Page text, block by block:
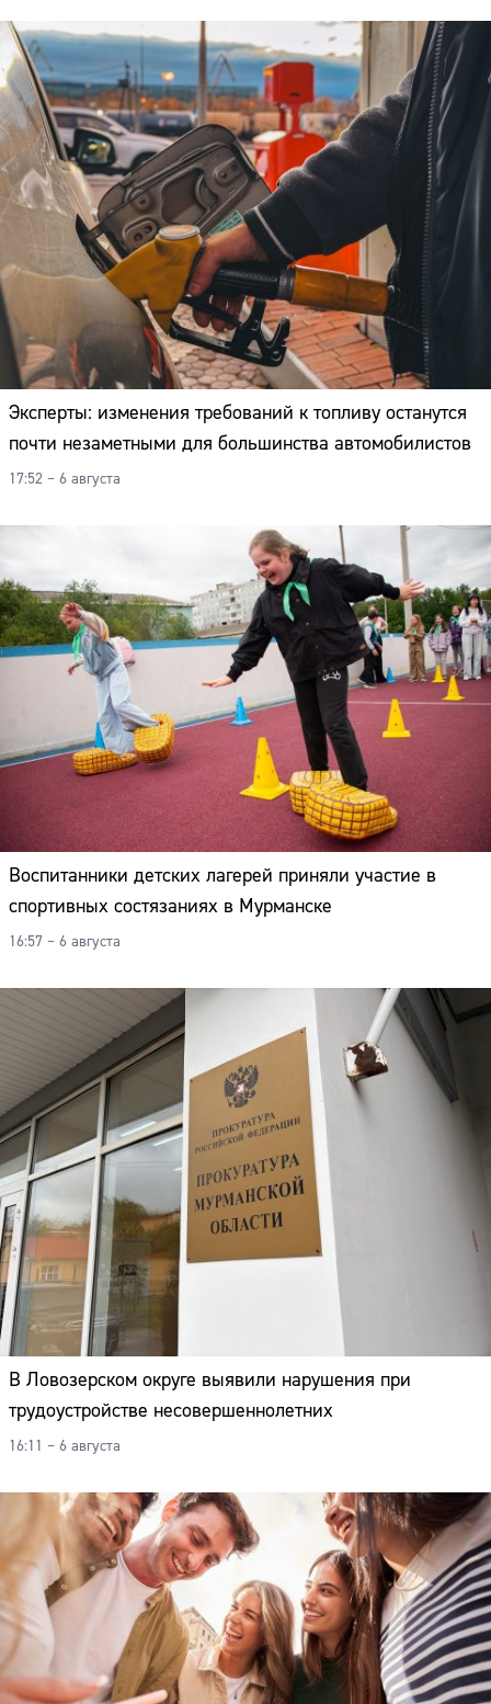
Эксперты: изменения требований к топливу останутся
почти незаметными для большинства автомобилистов
17:52 – 6 августа
Воспитанники детских лагерей приняли участие в
спортивных состязаниях в Мурманске
16:57 – 6 августа
В Ловозерском округе выявили нарушения при
трудоустройстве несовершеннолетних
16:11 – 6 августа